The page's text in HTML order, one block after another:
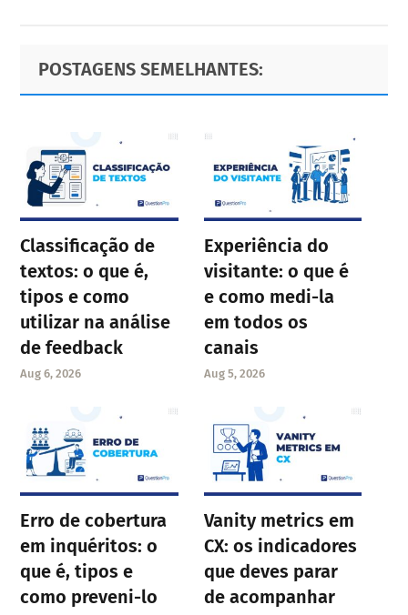
Primary
Sidebar
Footer
POSTAGENS SEMELHANTES:
Classificação de
textos: o que é,
tipos e como
utilizar na análise
de feedback
Aug 6, 2026
Experiência do
visitante: o que é
e como medi-la
em todos os
canais
Aug 5, 2026
Erro de cobertura
em inquéritos: o
que é, tipos e
como preveni-lo
Vanity metrics em
CX: os indicadores
que deves parar
de acompanhar